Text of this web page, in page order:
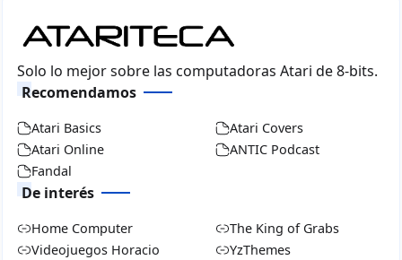
Solo lo mejor sobre las computadoras Atari de 8-bits.
Recomendamos
Atari Basics
Atari Covers
Atari Online
ANTIC Podcast
Fandal
De interés
Home Computer
The King of Grabs
Videojuegos Horacio
YzThemes